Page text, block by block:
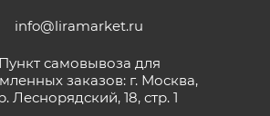
info@liramarket.ru
Пункт самовывоза для
заказов: г. Москва,
Леснорядский, 18, стр. 1